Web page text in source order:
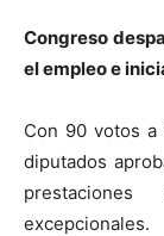
Congreso
el empleo e
Con 90 votos
diputados
excepcionales.